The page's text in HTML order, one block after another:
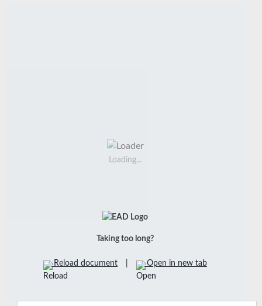
Loading...
Taking too long?
Reload document Open in new tab